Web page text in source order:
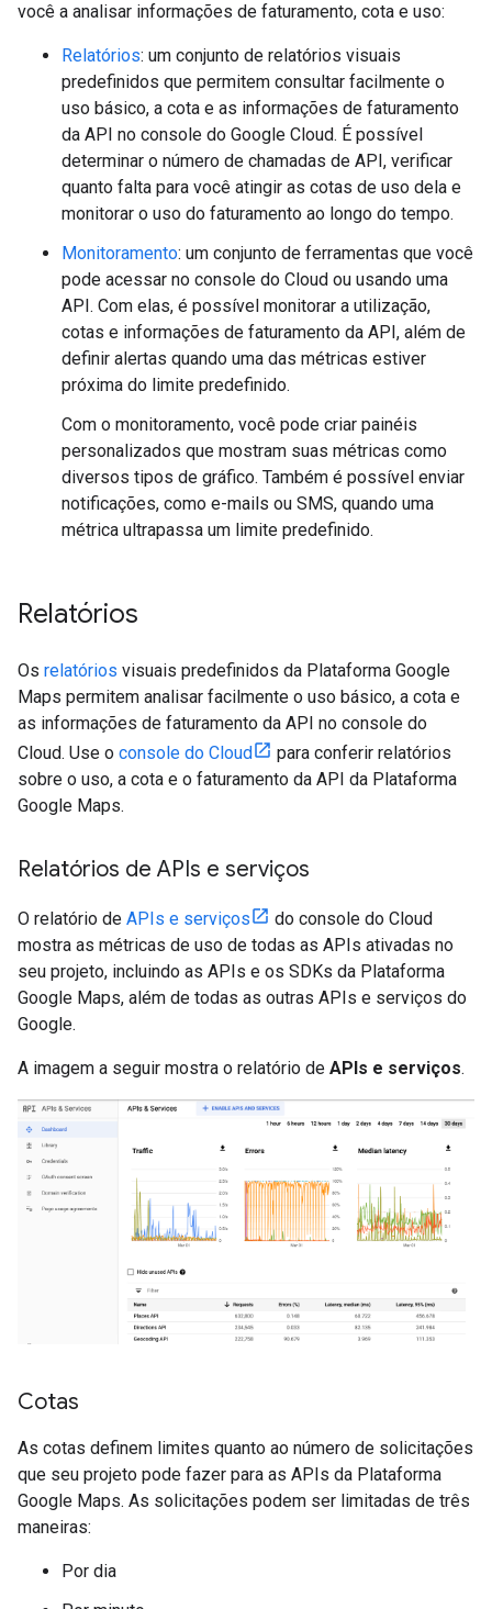
você a analisar informações de faturamento, cota e uso:
Relatórios: um conjunto de relatórios visuais
predefinidos que permitem consultar facilmente o
uso básico, a cota e as informações de faturamento
da API no console do Google Cloud. É possível
determinar o número de chamadas de API, verificar
quanto falta para você atingir as cotas de uso dela e
monitorar o uso do faturamento ao longo do tempo.
Monitoramento: um conjunto de ferramentas que você
pode acessar no console do Cloud ou usando uma
API. Com elas, é possível monitorar a utilização,
cotas e informações de faturamento da API, além de
definir alertas quando uma das métricas estiver
próxima do limite predefinido.
Com o monitoramento, você pode criar painéis
personalizados que mostram suas métricas como
diversos tipos de gráfico. Também é possível enviar
notificações, como e-mails ou SMS, quando uma
métrica ultrapassa um limite predefinido.
Relatórios
Os relatórios visuais predefinidos da Plataforma Google
Maps permitem analisar facilmente o uso básico, a cota e
as informações de faturamento da API no console do
Cloud. Use o console do Cloud
para conferir relatórios
sobre o uso, a cota e o faturamento da API da Plataforma
Google Maps.
Relatórios de APIs e serviços
O relatório de APIs e serviços
do console do Cloud
mostra as métricas de uso de todas as APIs ativadas no
seu projeto, incluindo as APIs e os SDKs da Plataforma
Google Maps, além de todas as outras APIs e serviços do
Google.
A imagem a seguir mostra o relatório de APIs e serviços.
Cotas
As cotas definem limites quanto ao número de solicitações
que seu projeto pode fazer para as APIs da Plataforma
Google Maps. As solicitações podem ser limitadas de três
maneiras:
Por dia